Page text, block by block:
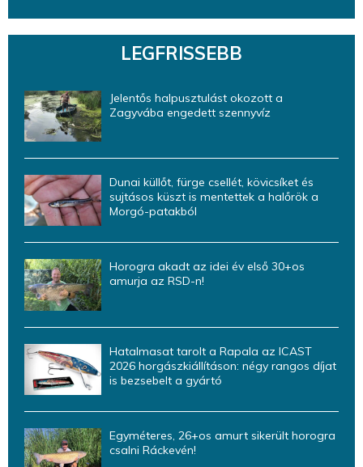
LEGFRISSEBB
Jelentős halpusztulást okozott a
Zagyvába engedett szennyvíz
Dunai küllőt, fürge csellét, kövicsíket és
sujtásos küszt is mentettek a halőrök a
Morgó-patakból
Horogra akadt az idei év első 30+os
amurja az RSD-n!
Hatalmasat tarolt a Rapala az ICAST
2026 horgászkiállításon: négy rangos díjat
is bezsebelt a gyártó
Egyméteres, 26+os amurt sikerült horogra
csalni Ráckevén!